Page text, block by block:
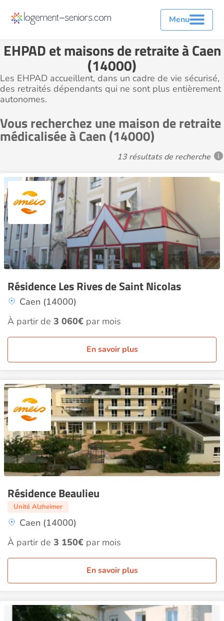
Menu
EHPAD et maisons de retraite à Caen
(14000)
Les EHPAD accueillent, dans un cadre de vie sécurisé,
des retraités dépendants qui ne sont plus entièrement
autonomes.
Vous recherchez une maison de retraite
médicalisée à Caen (14000)
13 résultats de recherche
Résidence Les Rives de Saint Nicolas
Caen (14000)
À partir de 3 060€ par mois
En savoir plus
Résidence Beaulieu
Unité Alzheimer
Caen (14000)
À partir de 3 150€ par mois
En savoir plus